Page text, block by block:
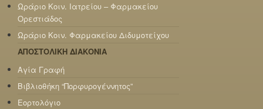
Ωράριο Κοιν. Ιατρείου – Φαρμακείου
Ορεστιάδος
Ωράριο Κοιν. Φαρμακείου Διδυμοτείχου
ΑΠΟΣΤΟΛΙΚΗ ΔΙΑΚΟΝΙΑ
Αγία Γραφή
Βιβλιοθήκη “Πορφυρογέννητος”
Εορτολόγιο